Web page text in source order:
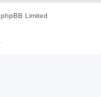
Limited